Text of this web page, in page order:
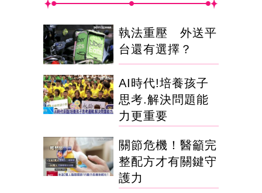
執法重壓 外送平
台還有選擇？
AI時代!培養孩子
思考.解決問題能
力更重要
關節危機！醫籲完
整配方才有關鍵守
護力